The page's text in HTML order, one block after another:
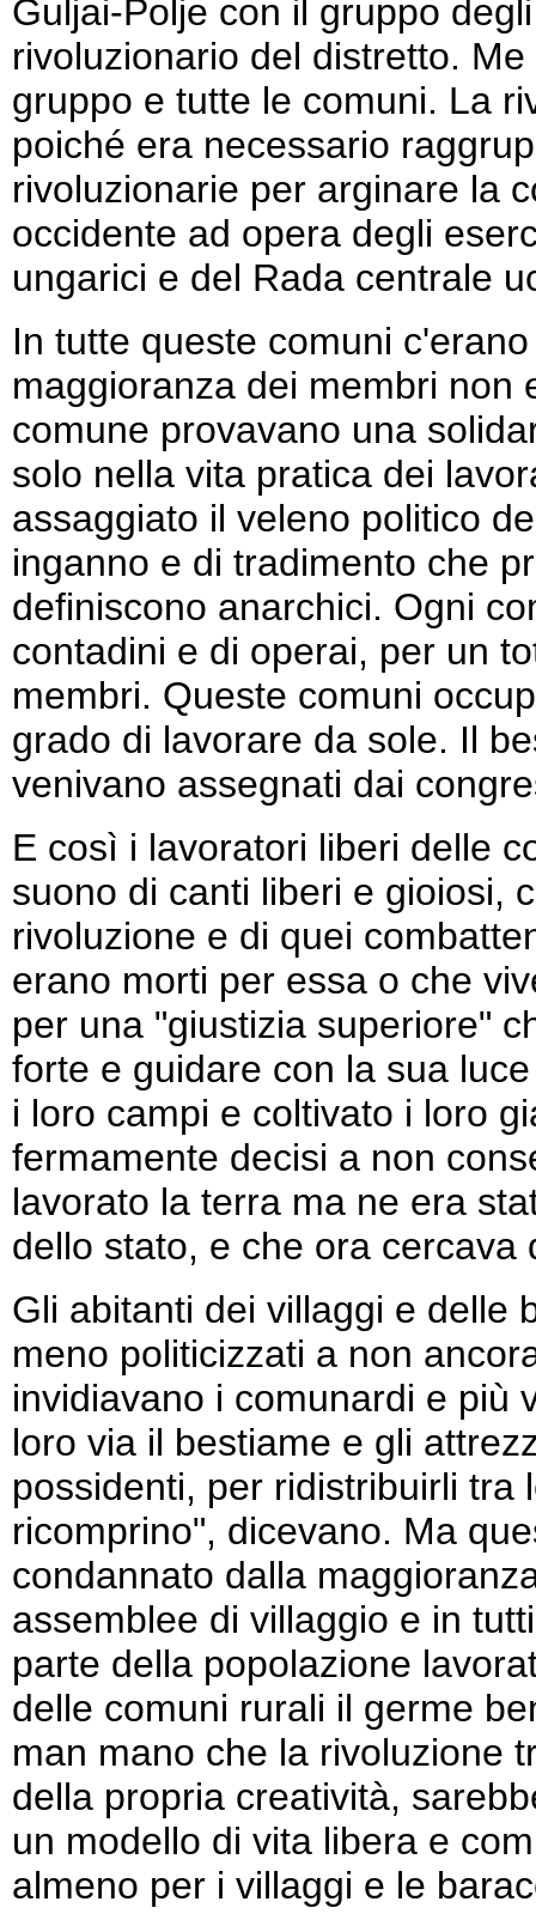
Guljai-Polje con il gruppo
rivoluzionario del distretto.
gruppo e tutte le comuni. La
poiché era necessario
rivoluzionarie per arginare la
occidente ad opera degli
ungarici e del Rada centrale
In tutte queste comuni
maggioranza dei membri non
comune provavano una
solo nella vita pratica dei
assaggiato il veleno politico
inganno e di tradimento che
definiscono anarchici. Ogni
contadini e di operai, per un
membri. Queste comuni
grado di lavorare da sole. Il
venivano assegnati dai
E così i lavoratori liberi delle
suono di canti liberi e gioiosi,
rivoluzione e di quei
erano morti per essa o che
per una "giustizia superiore"
forte e guidare con la sua
i loro campi e coltivato i loro
fermamente decisi a non
lavorato la terra ma ne era
dello stato, e che ora cercava
Gli abitanti dei villaggi e delle
meno politicizzati a non
invidiavano i comunardi e più
loro via il bestiame e gli
possidenti, per ridistribuirli tra
ricomprino", dicevano. Ma
condannato dalla
assemblee di villaggio e in
parte della popolazione
delle comuni rurali il germe
man mano che la rivoluzione
della propria creatività,
un modello di vita libera e
almeno per i villaggi e le